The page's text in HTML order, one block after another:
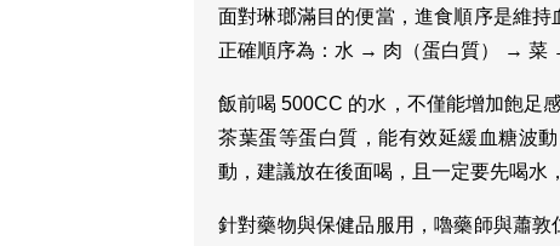
面對琳瑯滿目的便當，進食順序是維
正確順序為：水 → 肉（蛋白質） → 菜
飯前喝 500CC 的水，不僅能增加飽足
茶葉蛋等蛋白質，能有效延緩血糖波
動，建議放在後面喝，且一定要先喝水
針對藥物與保健品服用，嚕藥師與蕭